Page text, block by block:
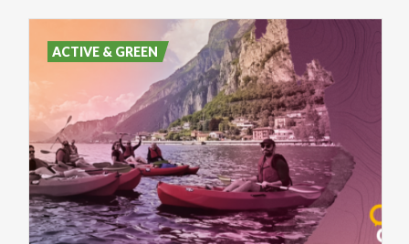
ACTIVE & GREEN